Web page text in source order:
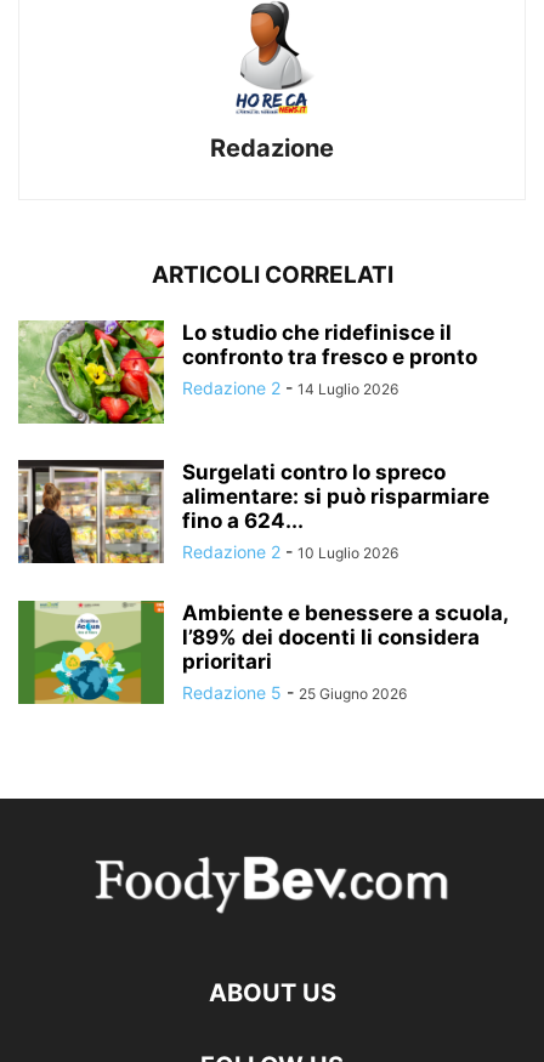
Redazione
ARTICOLI CORRELATI
Lo studio che ridefinisce il
confronto tra fresco e pronto
Redazione 2 - 14 Luglio 2026
Surgelati contro lo spreco
alimentare: si può risparmiare
fino a 624...
Redazione 2 - 10 Luglio 2026
Ambiente e benessere a scuola,
l’89% dei docenti li considera
prioritari
Redazione 5 - 25 Giugno 2026
ABOUT US